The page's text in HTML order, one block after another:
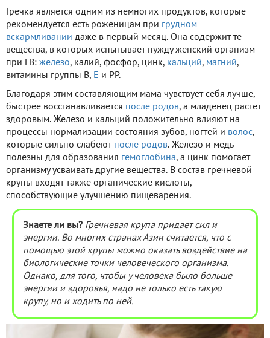
Гречка является одним из немногих продуктов, которые
рекомендуется есть роженицам при грудном
вскармливании даже в первый месяц. Она содержит те
вещества, в которых испытывает нужду женский организм
при ГВ: железо, калий, фосфор, цинк, кальций, магний,
витамины группы В, Е и РР.
Благодаря этим составляющим мама чувствует себя лучше,
быстрее восстанавливается после родов, а младенец растет
здоровым. Железо и кальций положительно влияют на
процессы нормализации состояния зубов, ногтей и волос,
которые сильно слабеют после родов. Железо и медь
полезны для образования гемоглобина, а цинк помогает
организму усваивать другие вещества. В состав гречневой
крупы входят также органические кислоты,
способствующие улучшению пищеварения.
Знаете ли вы? Гречневая крупа придает сил и
энергии. Во многих странах Азии считается, что с
помощью этой крупы можно оказать воздействие на
биологические точки человеческого организма.
Однако, для того, чтобы у человека было больше
энергии и здоровья, надо не только есть такую
крупу, но и ходить по ней.